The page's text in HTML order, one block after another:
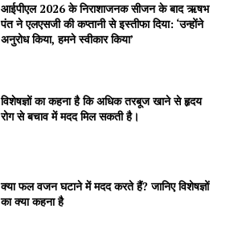
आईपीएल 2026 के निराशाजनक सीजन के बाद ऋषभ
पंत ने एलएसजी की कप्तानी से इस्तीफा दिया: ‘उन्होंने
अनुरोध किया, हमने स्वीकार किया’
विशेषज्ञों का कहना है कि अधिक तरबूज खाने से हृदय
रोग से बचाव में मदद मिल सकती है।
क्या फल वजन घटाने में मदद करते हैं? जानिए विशेषज्ञों
का क्या कहना है